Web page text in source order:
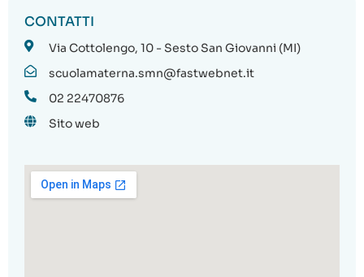
CONTATTI
Via Cottolengo, 10 - Sesto San Giovanni (MI)
scuolamaterna.smn@fastwebnet.it
02 22470876
Sito web